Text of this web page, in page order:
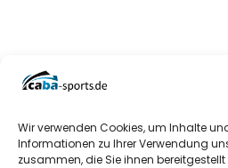
Wir verwenden Cookies, um Inhalte
Informationen zu Ihrer Verwendung
zusammen, die Sie ihnen